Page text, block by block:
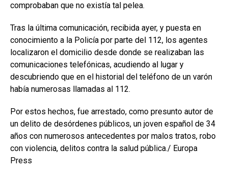
comprobaban que no existía tal pelea.
Tras la última comunicación, recibida ayer, y puesta en
conocimiento a la Policía por parte del 112, los agentes
localizaron el domicilio desde donde se realizaban las
comunicaciones telefónicas, acudiendo al lugar y
descubriendo que en el historial del teléfono de un varón
había numerosas llamadas al 112.
Por estos hechos, fue arrestado, como presunto autor de
un delito de desórdenes públicos, un joven español de 34
años con numerosos antecedentes por malos tratos, robo
con violencia, delitos contra la salud pública./ Europa
Press